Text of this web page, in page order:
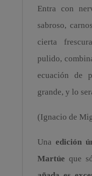
Entra con
sabroso,
cierta
pulido,
ecuación de
grande, y lo
(Ignacio de
Una edición
Martúe que